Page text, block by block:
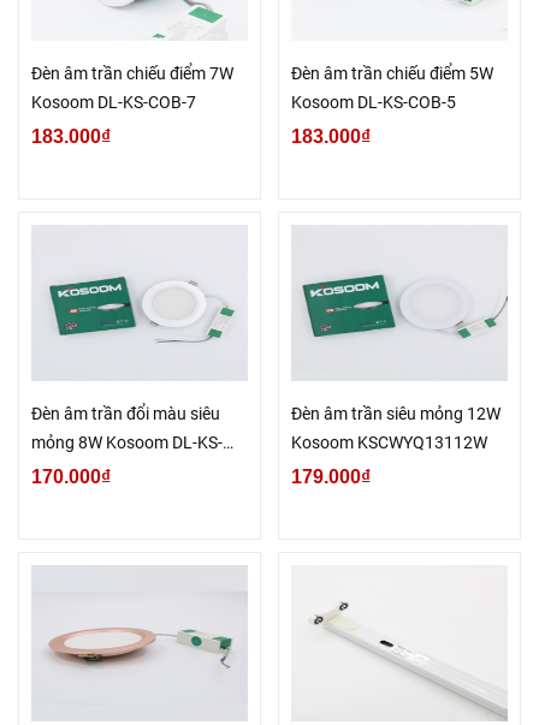
Đèn âm trần chiếu điểm 7W
Kosoom DL-KS-COB-7
183.000₫
Đèn âm trần chiếu điểm 5W
Kosoom DL-KS-COB-5
183.000₫
Đèn âm trần đổi màu siêu
mỏng 8W Kosoom DL-KS-
SMV-8-DM
170.000₫
Đèn âm trần siêu mỏng 12W
Kosoom KSCWYQ13112W
179.000₫